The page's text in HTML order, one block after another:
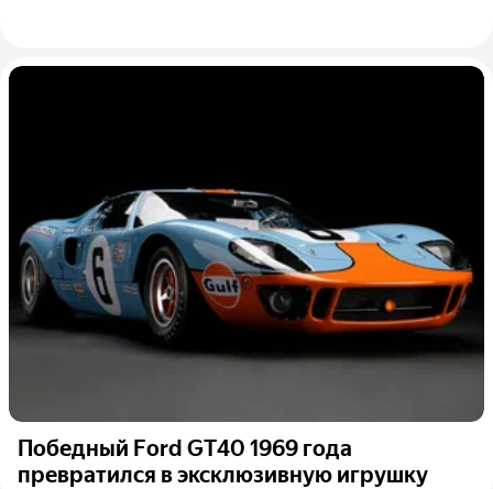
Победный Ford GT40 1969 года
превратился в эксклюзивную игрушку